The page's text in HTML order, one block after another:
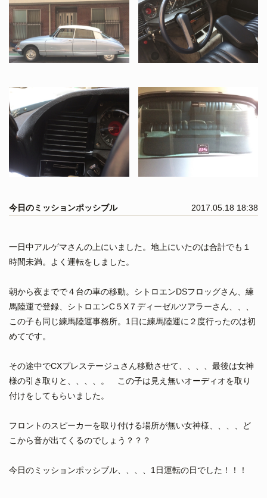
今日のミッションポッシブル 2017.05.18 18:38
一日中アルゲマさんの上にいました。地上にいたのは合計でも１
時間未満。よく運転をしました。
朝から夜までで４台の車の移動。シトロエンDSフロッグさん、練
馬陸運で登録、シトロエンC５X７ディーゼルツアラーさん、、、
この子も同じ練馬陸運事務所。1日に練馬陸運に２度行ったのは初
めてです。
その途中でCXプレステージュさん移動させて、、、、最後は女神
様の引き取りと、、、、。 この子は見え無いオーディオを取り
付けをしてもらいました。
フロントのスピーカーを取り付ける場所が無い女神様、、、、ど
こから音が出てくるのでしょう？？？
今日のミッションポッシブル、、、、1日運転の日でした！！！